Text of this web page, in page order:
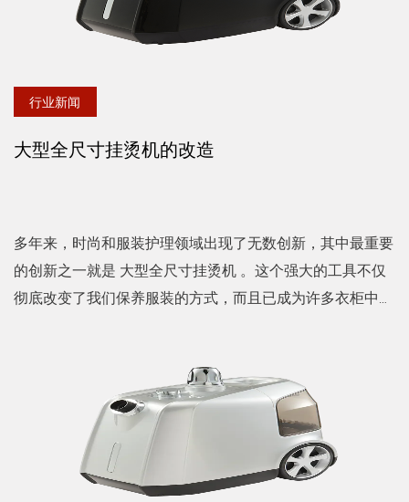
行业新闻
大型全尺寸挂烫机的改造
多年来，时尚和服装护理领域出现了无数创新，其中最重要
的创新之一就是 大型全尺寸挂烫机 。这个强大的工具不仅
彻底改变了我们保养服装的方式，而且已成为许多衣柜中不